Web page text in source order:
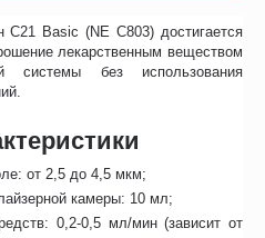
Basic (NE C803) достигается
лекарственным веществом
системы без использования
от 2,5 до 4,5 мкм;
камеры: 10 мл;
0,2-0,5 мл/мин (зависит от